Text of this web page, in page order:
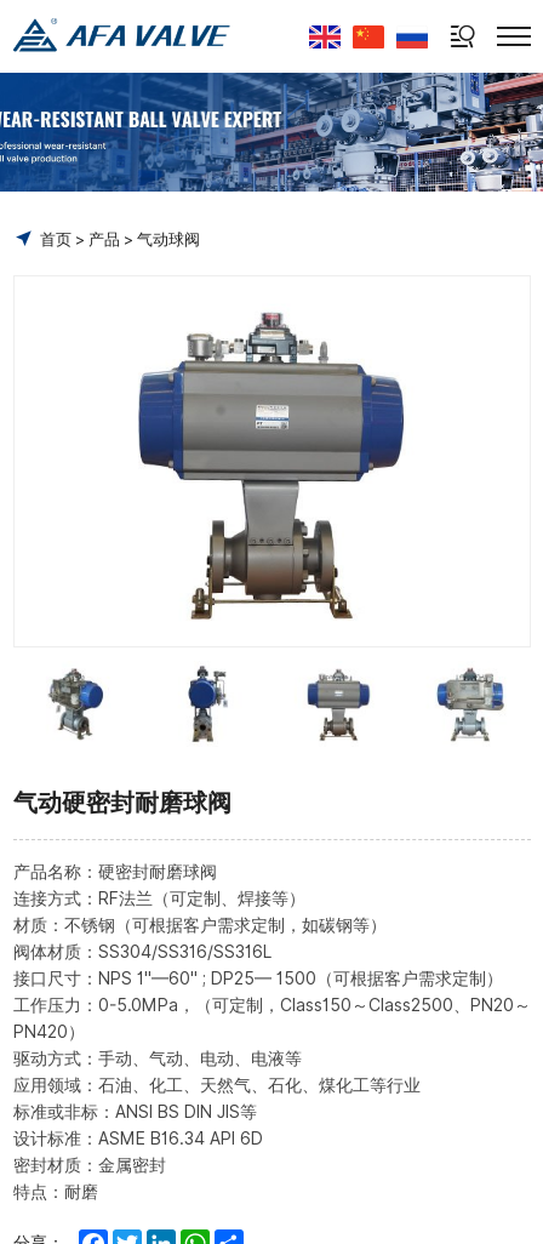
Select Language
首页 产品 气动球阀
气动硬密封耐磨球阀
产品名称：硬密封耐磨球阀
连接方式：RF法兰（可定制、焊接等）
材质：不锈钢（可根据客户需求定制，如碳钢等）
阀体材质：SS304/SS316/SS316L
接口尺寸：NPS 1"—60" ; DP25— 1500（可根据客户需求定制）
工作压力：0-5.0MPa，（可定制，Class150～Class2500、PN20～
PN420）
驱动方式：手动、气动、电动、电液等
应用领域：石油、化工、天然气、石化、煤化工等行业
标准或非标：ANSI BS DIN JIS等
设计标准：ASME B16.34 API 6D
密封材质：金属密封
特点：耐磨
Facebook
TwitterLinkedInWhatsApp
Share